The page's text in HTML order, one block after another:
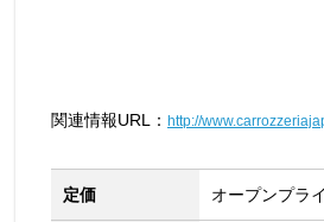
関連情報URL： http://
定価 オープンプラ